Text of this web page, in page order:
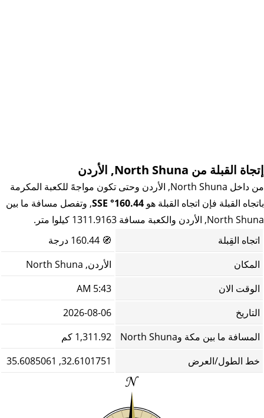
إتجاة القبلة من North Shuna, الأردن
من داخل North Shuna, الأردن وحتى تكون مواجهً للكعبة المكرمة
باتجاه القبلة فإن اتجاه القبلة هو 160.44° SSE
, وتفصل مسافة ما بين
North Shuna, الأردن والكعبة مسافة 1311.9163 كيلوا متر.
اتجاه القِبلة
🧭
المكان
الأردن, North Shuna
الوقت الان
5:43 AM
التاريخ
2026-08-06
المسافة ما بين مكة وNorth Shuna
1,311.92 كم
خط الطول/العرض
32.6101751, 35.6085061